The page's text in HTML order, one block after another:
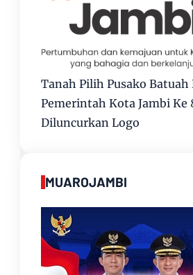
Tanah Pilih Pusako Batuah
Pemerintah Kota Jambi Ke
Diluncurkan Logo
MUAROJAMBI